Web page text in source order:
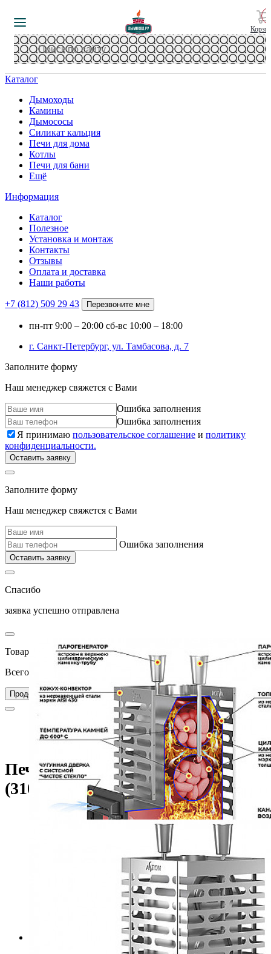
Каталог
Дымоходы
Камины
Дымососы
Силикат кальция
Печи для дома
Котлы
Печи для бани
Ещё
Информация
Каталог
Полезное
Установка и монтаж
Контакты
Отзывы
Оплата и доставка
Наши работы
+7 (812) 509 29 43 Перезвоните мне
пн-пт 9:00 – 20:00 сб-вс 10:00 – 18:00
г. Санкт-Петербург, ул. Тамбасова, д. 7
Заполните форму
Наш менеджер свяжется с Вами
Ошибка заполнения
Ошибка заполнения
Я принимаю пользовательское соглашение и политику
конфиденциальности.
Оставить заявку
Заполните форму
Наш менеджер свяжется с Вами
Ошибка заполнения
Оставить заявку
Спасибо
заявка успешно отправлена
Товар добавлен в корзину
Всего товаров в вашей корзине –
Продолжить покупки Перейти в корзину
Главная Каталог
Печи для бани
Печь для бани ASTON 24 INOX (310) со стеклом
Печь для бани ASTON 24 INOX
(310) со стеклом